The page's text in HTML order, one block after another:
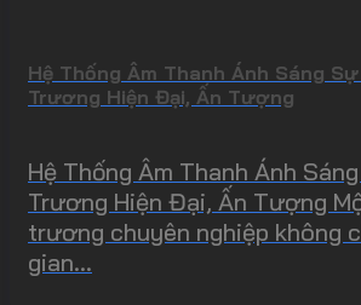
Hệ Thống Âm Thanh Ánh Sáng
Trương Hiện Đại, Ấn Tượng
Hệ Thống Âm Thanh Ánh
Trương Hiện Đại, Ấn Tượng
trương chuyên nghiệp không
gian...